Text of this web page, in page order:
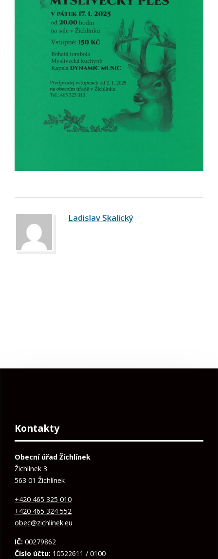
Ladislav Skalický
Kontakty
Obecní úřad Žichlínek
Žichlínek 3
563 01 Žichlínek
+420 465 325 010
+420 465 324 552
obec@zichlinek.eu
IČ: 00279862
Číslo účtu: 10522611 / 0100